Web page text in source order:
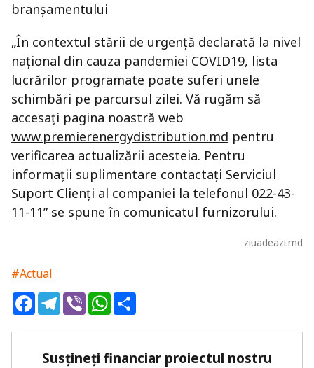
branșamentului
„În contextul stării de urgență declarată la nivel
național din cauza pandemiei COVID19, lista
lucrărilor programate poate suferi unele
schimbări pe parcursul zilei. Vă rugăm să
accesați pagina noastră web
www.premierenergydistribution.md pentru
verificarea actualizării acesteia. Pentru
informații suplimentare contactați Serviciul
Suport Clienți al companiei la telefonul 022-43-
11-11” se spune în comunicatul furnizorului.
ziuadeazi.md
#Actual
FacebookTelegram
ViberWhatsApp
Susțineți financiar proiectul nostru